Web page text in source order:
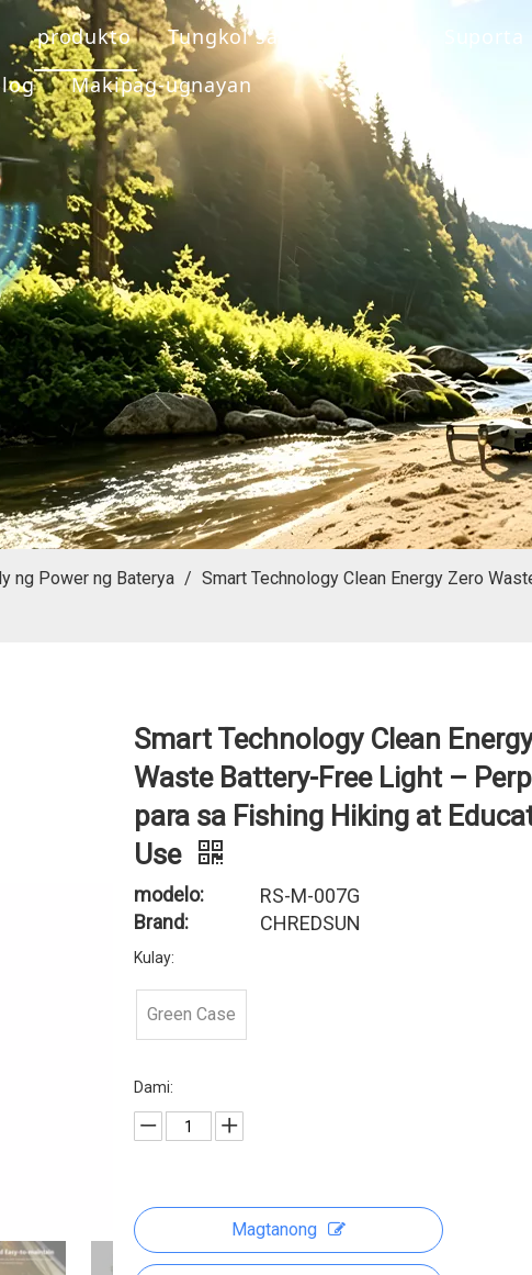
produkto Tungkol sa Suporta
Makipag-ugnayan
ng Power ng Baterya / Smart Technology Clean Energy Zero
Smart Technology Clean
Waste Battery-Free Light –
para sa Fishing Hiking at
Use
modelo:
RS-M-007G
Brand:
CHREDSUN
Kulay:
Green Case
Dami:
Magtanong